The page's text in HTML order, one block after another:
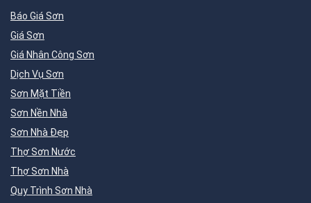
Báo Giá Sơn
Giá Sơn
Giá Nhân Công Sơn
Dịch Vụ Sơn
Sơn Mặt Tiền
Sơn Nền Nhà
Sơn Nhà Đẹp
Thợ Sơn Nước
Thợ Sơn Nhà
Quy Trình Sơn Nhà